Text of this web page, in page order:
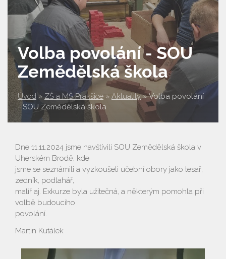
Volba povolání - SOU
Zemědělská škola
Úvod » ZŠ a MŠ Prakšice » Aktuality » Volba povolání
- SOU Zemědělská škola
Dne 11.11.2024 jsme navštívili SOU Zemědělská škola v
Uherském Brodě, kde
jsme se seznámili a vyzkoušeli učební obory jako tesař,
zedník, podlahář,
malíř aj. Exkurze byla užitečná, a některým pomohla při
volbě budoucího
povolání.
Martin Kutálek